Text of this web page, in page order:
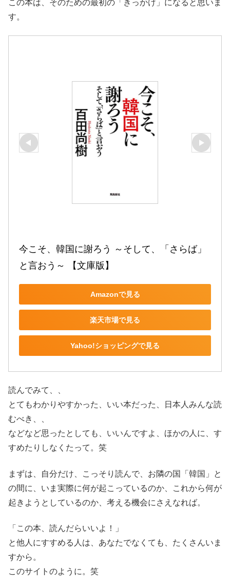
この本は、そのための最初の「きっかけ」になると思いま
す。
今こそ、韓国に謝ろう ～そして、「さらば」
と言おう～ 【文庫版】
Amazonで見る
楽天市場で見る
Yahoo!ショッピングで見る
読んでみて、、
とてもわかりやすかった、いい本だった、日本人みんな読
むべき、、
などなど思ったとしても、いいんですよ、ほかの人に、す
すめたりしなくたって。笑
まずは、自分だけ、こっそり読んで、お隣の国「韓国」と
の間に、いま実際に何が起こっているのか、これから何が
起きようとしているのか、考える機会にさえなれば。
「この本、読んだらいいよ！」
と他人にすすめる人は、あなたでなくても、たくさんいま
すから。
このサイトのように。笑